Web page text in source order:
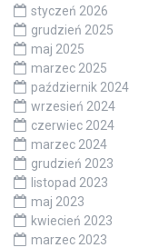
styczeń 2026
grudzień 2025
maj 2025
marzec 2025
październik 2024
wrzesień 2024
czerwiec 2024
marzec 2024
grudzień 2023
listopad 2023
maj 2023
kwiecień 2023
marzec 2023